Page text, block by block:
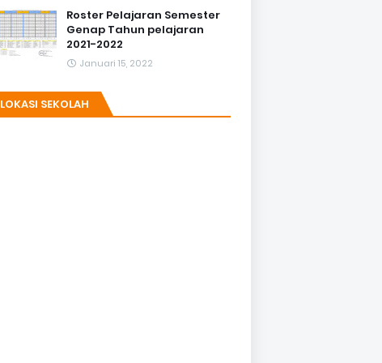
Roster Pelajaran Semester
Genap Tahun pelajaran
2021-2022
Januari 15, 2022
LOKASI SEKOLAH